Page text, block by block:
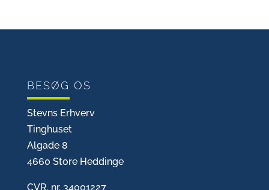
BESØG OS
Stevns Erhverv
Tinghuset
Algade 8
4660 Store Heddinge
CVR. nr. 34001227